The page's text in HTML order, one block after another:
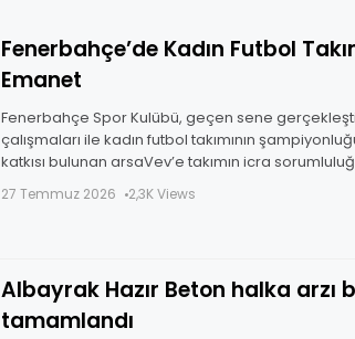
Fenerbahçe’de Kadın Futbol
Emanet
Fenerbahçe Spor Kulübü, geçen sene
çalışmaları ile kadın futbol takımının
katkısı bulunan arsaVev’e takımın icra
bu görevi yerine
27 Temmuz 2026 2,3K Views
Albayrak Hazır Beton halka arzı
tamamlandı